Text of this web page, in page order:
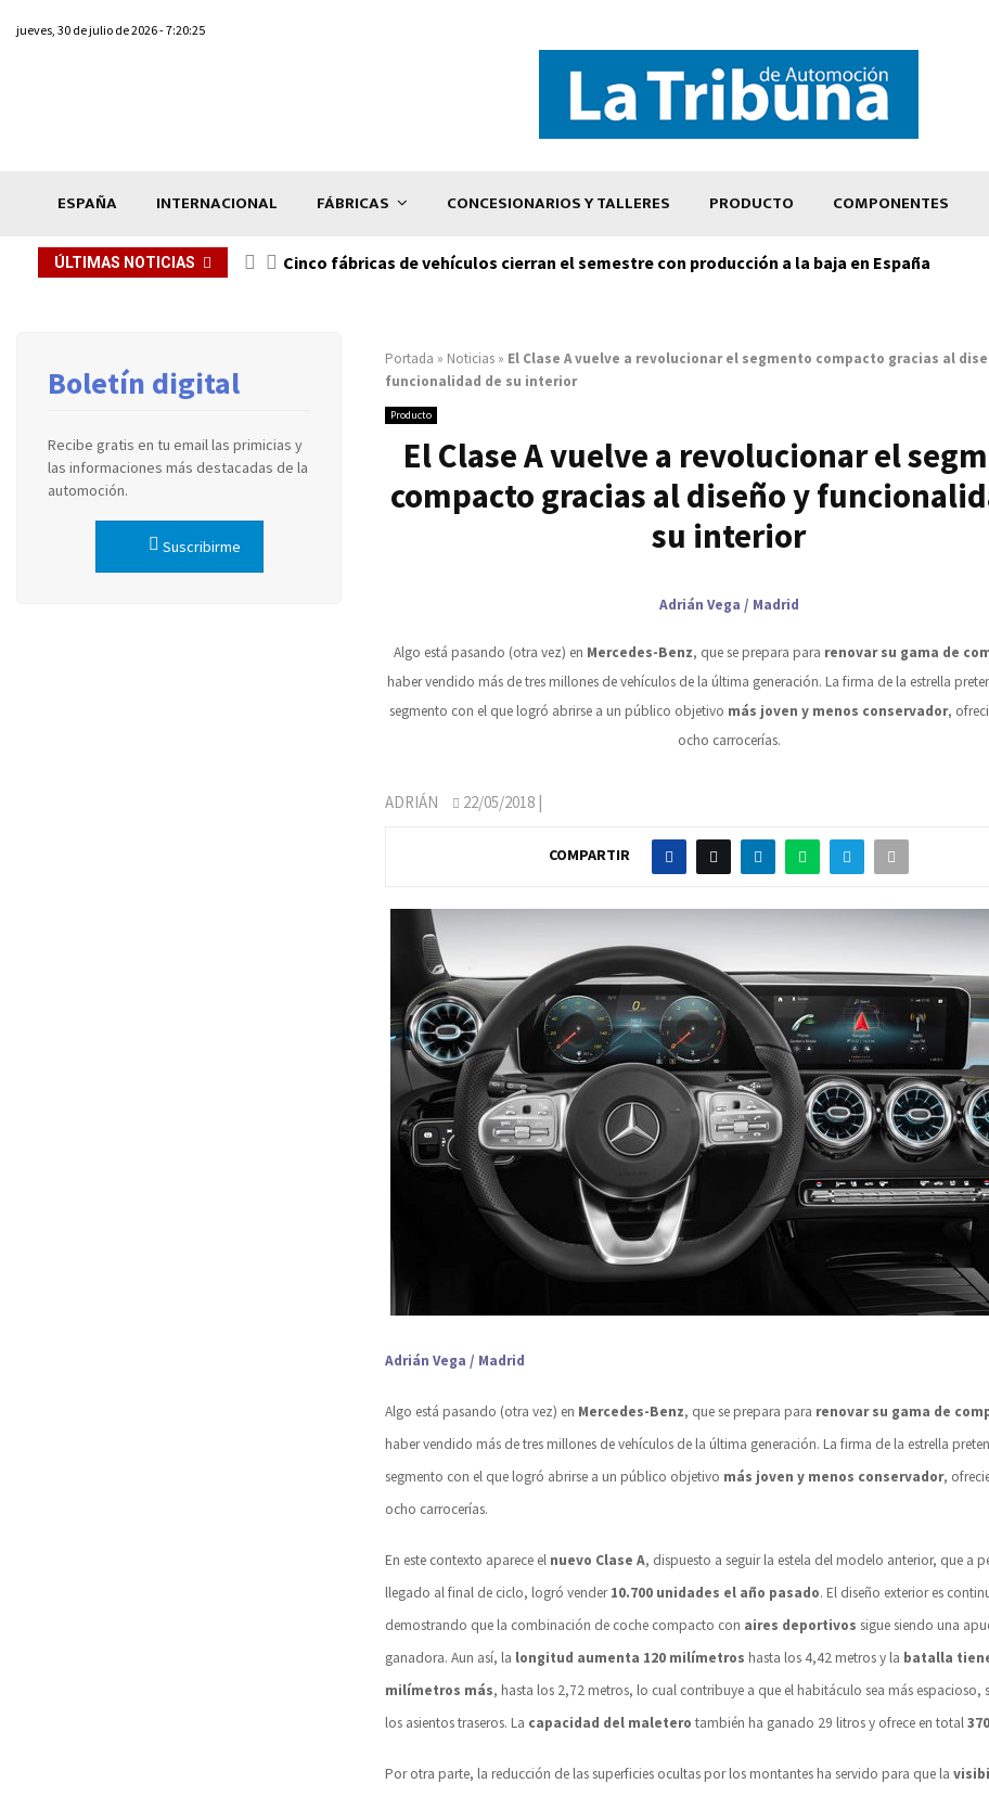
jueves, 30 de julio de 2026 - 7:20:25
ESPAÑA INTERNACIONAL FÁBRICAS CONCESIONARIOS Y TALLERES PRODUCTO COMPONENTES
ÚLTIMAS NOTICIAS Cinco fábricas de vehículos cierran el semestre con producción a la baja en España
Portada » Noticias » El Clase A vuelve a revolucionar el segmento compacto gracias al
funcionalidad de su interior
Producto
El Clase A vuelve a revolucionar el
compacto gracias al diseño y
su interior
Adrián Vega / Madrid
Algo está pasando (otra vez) en Mercedes-Benz, que se prepara para renovar su gama de
haber vendido más de tres millones de vehículos de la última generación. La firma de la estrella
segmento con el que logró abrirse a un público objetivo más joven y menos conservador,
ocho carrocerías.
ADRIÁN 22/05/2018 |
COMPARTIR
Adrián Vega / Madrid
Algo está pasando (otra vez) en Mercedes-Benz, que se prepara para renovar su gama de
haber vendido más de tres millones de vehículos de la última generación. La firma de la estrella
segmento con el que logró abrirse a un público objetivo más joven y menos conservador,
ocho carrocerías.
En este contexto aparece el nuevo Clase A, dispuesto a seguir la estela del modelo anterior, que a
llegado al final de ciclo, logró vender10.700 unidades el año pasado. El diseño exterior es
demostrando que la combinación de coche compacto con aires deportivos sigue siendo una
ganadora. Aun así, la longitud aumenta 120 milímetros hasta los 4,42 metros y la batalla
milímetros más, hasta los 2,72 metros, lo cual contribuye a que el habitáculo sea más espacioso,
los asientos traseros. La capacidad del maletero también ha ganado 29 litros y ofrece en total
Por otra parte, la reducción de las superficies ocultas por los montantes ha servido para que la
Boletín digital
Recibe gratis en tu email las primicias y
las informaciones más destacadas de la
automoción.
Suscribirme